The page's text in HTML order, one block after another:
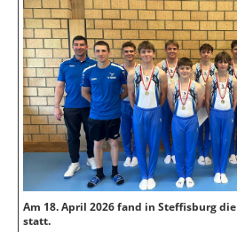
Am 18. April 2026 fand in Steffisburg
statt.